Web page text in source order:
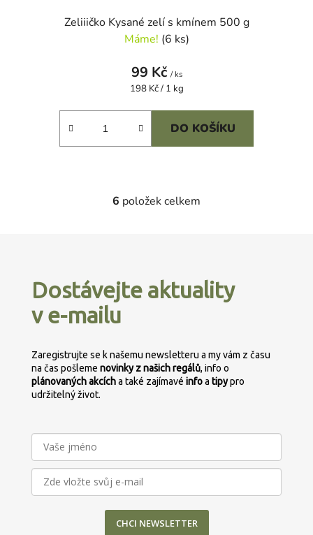
Zeliiičko Kysané zelí s kmínem 500 g
Máme! (6 ks)
99 Kč / ks
Měrná
198 Kč / 1 kg
DO KOŠÍKU
O
a
c
v
k
y
p
s
6 položek celkem
Dostávejte aktuality
v e-mailu
Zaregistrujte se k našemu newsletteru a my vám z času
na čas pošleme novinky z našich regálů, info o
plánovanýchakcícha také zajímavé infoa tipypro
udržitelný život.
CHCI NEWSLETTER